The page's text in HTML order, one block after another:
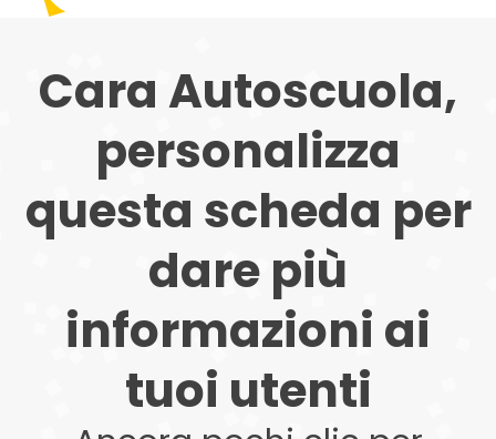
Cara Autoscuola,
personalizza
questa scheda per
dare più
informazioni ai
tuoi utenti